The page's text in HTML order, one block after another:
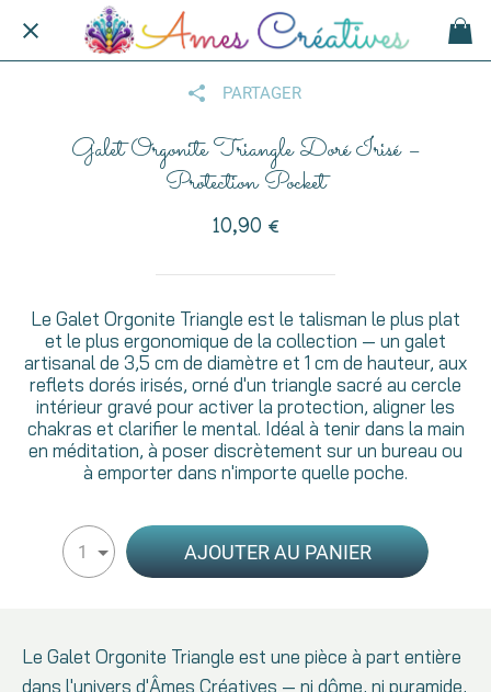
PARTAGER
Galet Orgonite Triangle Doré Irisé –
Protection Pocket
10,90 €
Le Galet Orgonite Triangle est le talisman le plus plat
et le plus ergonomique de la collection — un galet
artisanal de 3,5 cm de diamètre et 1 cm de hauteur, aux
reflets dorés irisés, orné d'un triangle sacré au cercle
intérieur gravé pour activer la protection, aligner les
chakras et clarifier le mental. Idéal à tenir dans la main
en méditation, à poser discrètement sur un bureau ou
à emporter dans n'importe quelle poche.
1 AJOUTER AU PANIER
Le Galet Orgonite Triangle est une pièce à part entière
dans l'univers d'Âmes Créatives — ni dôme, ni pyramide,